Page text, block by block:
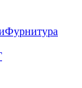
Фурнитура